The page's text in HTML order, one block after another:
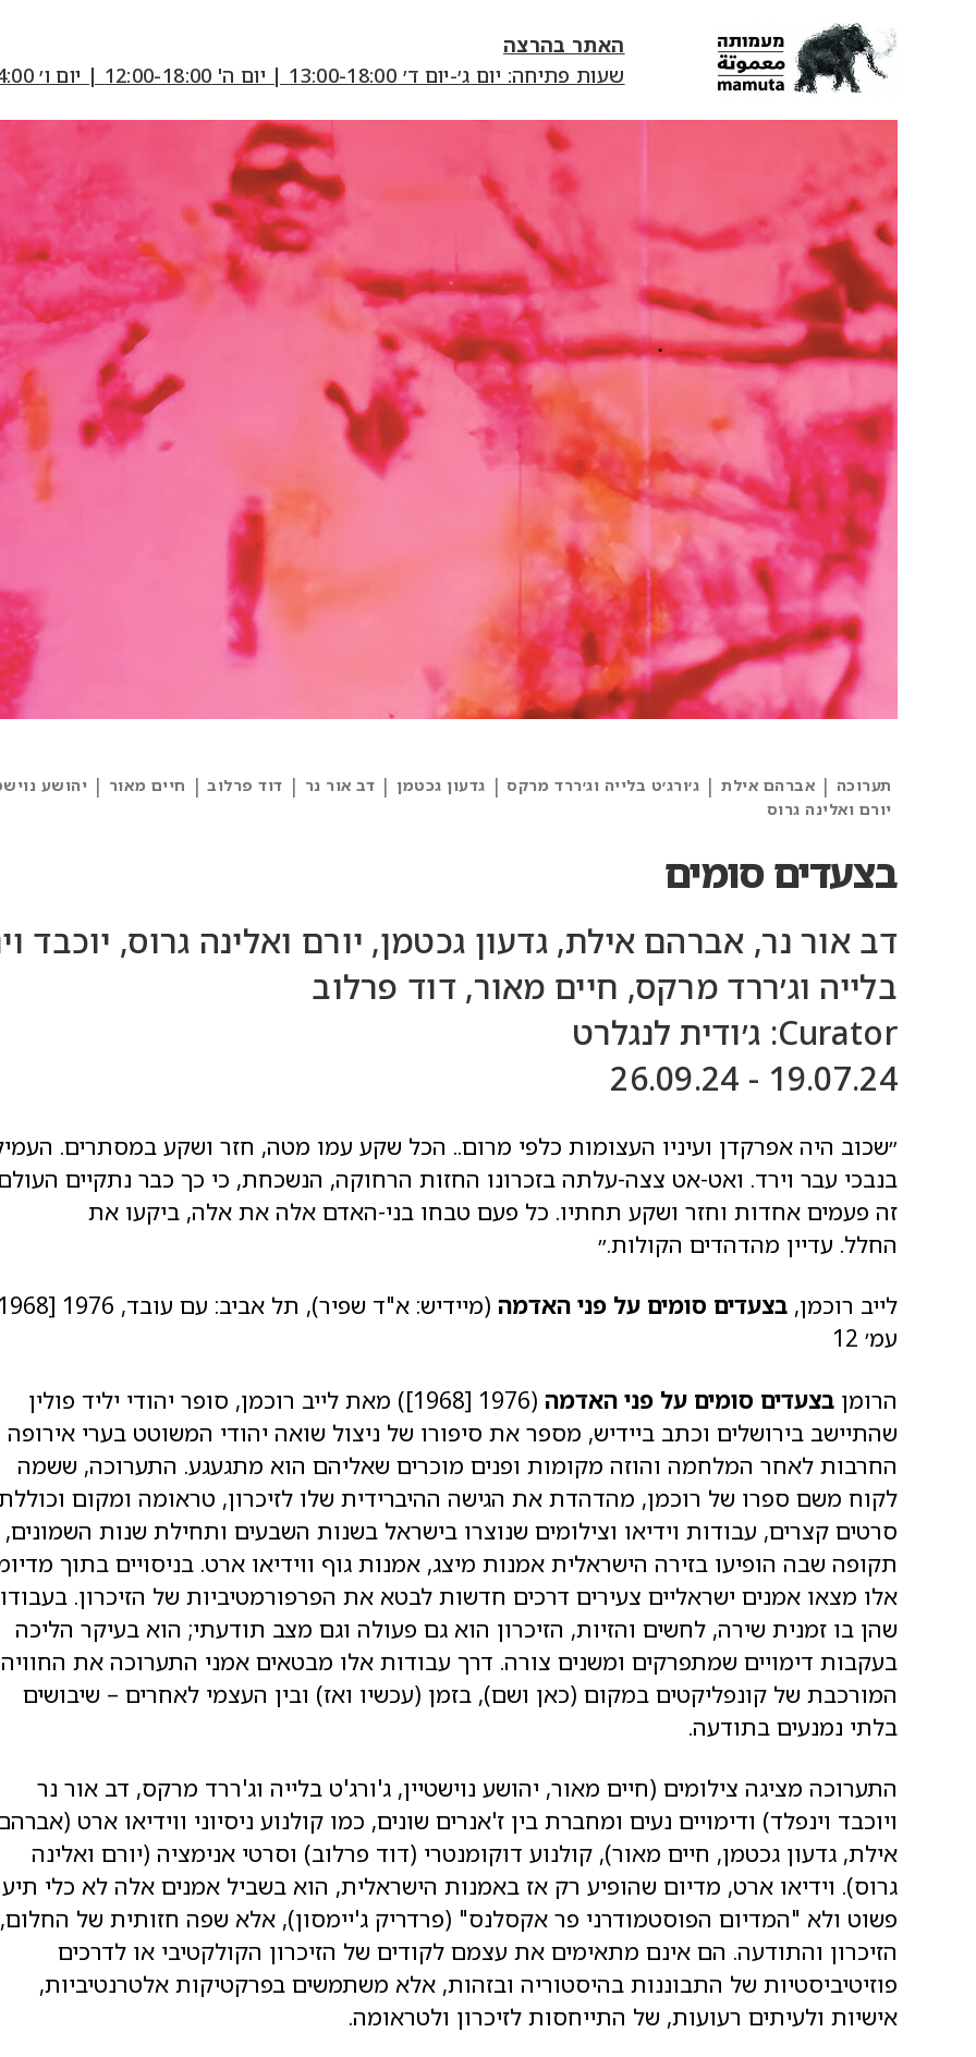
&
research
center
האתר בהרצה
שעות פתיחה: יום ג׳-יום ד׳ 13:00-18:00 | יום ה' 12:00-18:00 | יום ו׳ 10:00-14:00
Categories
תערוכה | אברהם אילת | ג׳ורג׳ט בלייה וג׳ררד מרקס | גדעון גכטמן | דב אור נר | דוד פרלוב | חיים מאור | יהושע
יורם ואלינה גרוס
בצעדים סומים
דב אור נר, אברהם אילת, גדעון גכטמן, יורם ואלינה גרוס, יוכבד
בלייה וג׳ררד מרקס, חיים מאור, דוד פרלוב
Curator: ג׳ודית לנגלרט
19.07.24 - 26.09.24
״שכוב היה אפרקדן ועיניו העצומות כלפי מרום.. הכל שקע עמו מטה, חזר ושקע במסתרים.
בנבכי עבר וירד. ואט-אט צצה-עלתה בזכרונו החזות הרחוקה, הנשכחת, כי כך כבר נתקיים
זה פעמים אחדות וחזר ושקע תחתיו. כל פעם טבחו בני-האדם אלה את אלה, ביקעו את
החלל. עדיין מהדהדים הקולות.״
לייב רוכמן, בצעדים סומים על פני האדמה
עמ׳ 12
הרומן בצעדים סומים על פני האדמה
(1976 [1968]) מאת לייב רוכמן, סופר יהודי יליד פולין
שהתיישב בירושלים וכתב ביידיש, מספר את סיפורו של ניצול שואה יהודי המשוטט בערי אירופה
החרבות לאחר המלחמה והוזה מקומות ופנים מוכרים שאליהם הוא מתגעגע. התערוכה, ששמה
לקוח משם ספרו של רוכמן, מהדהדת את הגישה ההיברידית שלו לזיכרון, טראומה ומקום
סרטים קצרים, עבודות וידיאו וצילומים שנוצרו בישראל בשנות השבעים ותחילת שנות השמונים,
תקופה שבה הופיעו בזירה הישראלית אמנות מיצג, אמנות גוף ווידיאו ארט. בניסויים בתוך
אלו מצאו אמנים ישראליים צעירים דרכים חדשות לבטא את הפרפורמטיביות של הזיכרון.
שהן בו זמנית שירה, לחשים והזיות, הזיכרון הוא גם פעולה וגם מצב תודעתי; הוא בעיקר הליכה
בעקבות דימויים שמתפרקים ומשנים צורה. דרך עבודות אלו מבטאים אמני התערוכה את החוויה
המורכבת של קונפליקטים במקום (כאן ושם), בזמן (עכשיו ואז) ובין העצמי לאחרים – שיבושים
בלתי נמנעים בתודעה.
התערוכה מציגה צילומים (חיים מאור, יהושע נוישטיין, ג'ורג'ט בלייה וג'ררד מרקס, דב אור נר
ויוכבד וינפלד) ודימויים נעים ומחברת בין ז'אנרים שונים, כמו קולנוע ניסיוני ווידיאו ארט
אילת, גדעון גכטמן, חיים מאור), קולנוע דוקומנטרי (דוד פרלוב) וסרטי אנימציה (יורם ואלינה
גרוס). וידיאו ארט, מדיום שהופיע רק אז באמנות הישראלית, הוא בשביל אמנים אלה לא כלי
פשוט ולא "המדיום הפוסטמודרני פר אקסלנס" (פרדריק ג'יימסון), אלא שפה חזותית של החלום,
הזיכרון והתודעה. הם אינם מתאימים את עצמם לקודים של הזיכרון הקולקטיבי או לדרכים
פוזיטיביסטיות של התבוננות בהיסטוריה ובזהות, אלא משתמשים בפרקטיקות אלטרנטיביות,
אישיות ולעיתים רעועות, של התייחסות לזיכרון ולטראומה.